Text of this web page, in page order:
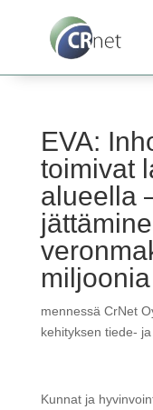
EVA:
toimivat
alueella
mennessä CrNet
kehityksen tiede-
Kunnat ja